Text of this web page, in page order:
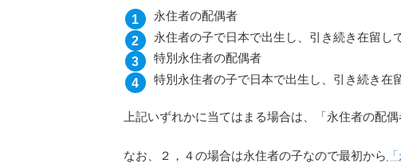
永住者の配偶者
永住者の子で日本で出生し、引き続き在留し
特別永住者の配偶者
特別永住者の子で日本で出生し、引き続き在
上記いずれかに当てはまる場合は、「永住者の配
なお、２，４の場合は永住者の子なので最初から